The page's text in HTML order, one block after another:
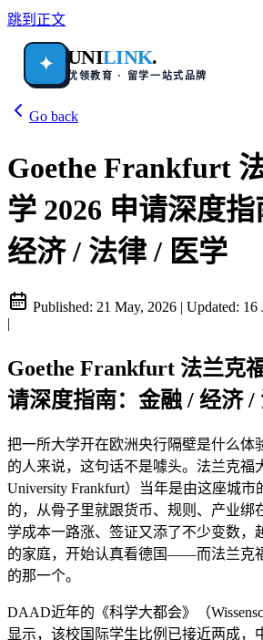
跳到正文
✦ UNILINK.
优领教育 · 留学一站式品牌
Go back
Goethe Frankfurt
学 2026 申请深度
经济 / 法律 / 医学
Published: 21 May, 2026 | Updated: 16
|
Goethe Frankfurt 法兰克
请深度指南：金融 / 经济 /
把一所大学开在欧洲央行隔壁是什么体
的人来说，这句话不是噱头。法兰克福
University Frankfurt）当年是由这座城
的，从骨子里就跟货币、规则、产业绑
学成本一路涨、签证又添了不少变数，
的家庭，开始认真看德国——而法兰克
的那一个。
DAAD近年的《科学大都会》（
显示，该校国际学生比例已接近两成，